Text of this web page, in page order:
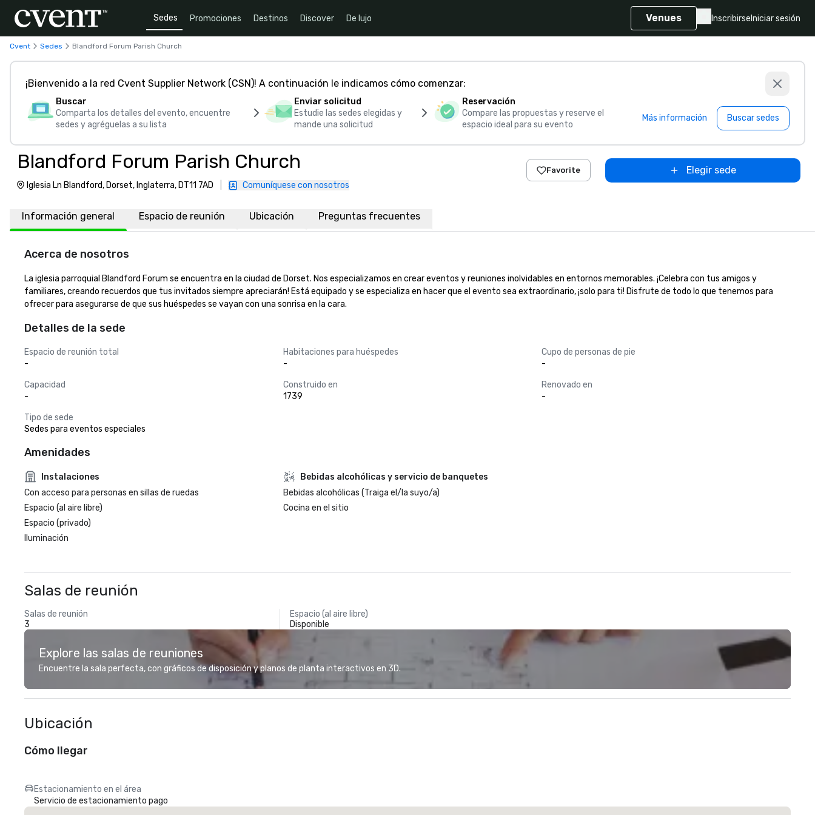
Sedes Promociones Destinos Discover De lujo Venues Inscribirse Iniciar sesión
Cvent Sedes Blandford Forum Parish Church
¡Bienvenido a la red Cvent Supplier Network (CSN)! A continuación le indicamos cómo comenzar:
Buscar
Comparta los detalles del evento, encuentre
sedes y agréguelas a su lista
Enviar solicitud
Estudie las sedes elegidas y
mande una solicitud
Reservación
Compare las propuestas y reserve el
espacio ideal para su evento
Más información Buscar sedes
Blandford Forum Parish Church
Iglesia Ln Blandford, Dorset, Inglaterra, DT11 7AD Comuníquese con nosotros
Favorite Elegir sede
Información general Espacio de reunión Ubicación Preguntas frecuentes
Acerca de nosotros
La iglesia parroquial Blandford Forum se encuentra en la ciudad de Dorset. Nos especializamos en crear eventos y reuniones inolvidables en entornos memorables. ¡Celebra con tus amigos y
familiares, creando recuerdos que tus invitados siempre apreciarán! Está equipado y se especializa en hacer que el evento sea extraordinario, ¡solo para ti! Disfrute de todo lo que tenemos para
ofrecer para asegurarse de que sus huéspedes se vayan con una sonrisa en la cara.
Detalles de la sede
Espacio de reunión total
-
Habitaciones para huéspedes
-
Cupo de personas de pie
-
Capacidad
-
Construido en
1739
Renovado en
-
Tipo de sede
Sedes para eventos especiales
Amenidades
Instalaciones
Con acceso para personas en sillas de ruedas
Espacio (al aire libre)
Espacio (privado)
Iluminación
Bebidas alcohólicas y servicio de banquetes
Bebidas alcohólicas (Traiga el/la suyo/a)
Cocina en el sitio
Salas de reunión
Salas de reunión
3
Espacio (al aire libre)
Disponible
Explore las salas de reuniones
Encuentre la sala perfecta, con gráficos de disposición y planos de planta interactivos en 3D.
Ubicación
Cómo llegar
Estacionamiento en el área
Servicio de estacionamiento pago